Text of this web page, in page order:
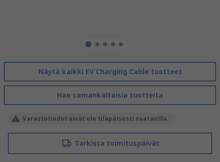
Näytä kaikki EV Charging Cable tuotteet
Hae samankaltaisia tuotteita
Varastotiedot eivät ole tilapäisesti saatavilla.
Tarkista toimituspäivät